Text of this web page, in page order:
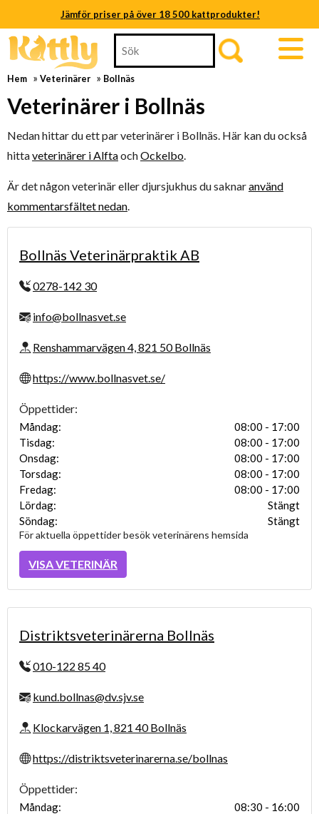
Jämför priser på över 18 500 kattprodukter!
Jämför priser på över 18 500 kattprodukter!
Jämför priser på över 18 500 kattprodukter!
Jämför priser på över 18 500 kattprodukter!
Jämför priser på över 18 500 kattprodukter!
Skip
for:
Hem » Veterinärer » Bollnäs
Veterinärer i Bollnäs
Nedan hittar du ett par veterinärer i Bollnäs. Här kan du också
hittaveterinärer i AlftaochOckelbo.
Är det någon veterinär eller djursjukhus du saknaranvänd
kommentarsfältet nedan.
Bollnäs Veterinärpraktik AB
0278-142 30
info@bollnasvet.se
Renshammarvägen 4, 821 50 Bollnäs
https://www.bollnasvet.se/
Öppettider:
Måndag:
08:00 - 17:00
Tisdag:
08:00 - 17:00
Onsdag:
08:00 - 17:00
Torsdag:
08:00 - 17:00
Fredag:
08:00 - 17:00
Lördag:
Stängt
Söndag:
Stängt
För aktuella öppettider besök veterinärens hemsida
VISA VETERINÄR
Distriktsveterinärerna Bollnäs
010-122 85 40
kund.bollnas@dv.sjv.se
Klockarvägen 1, 821 40 Bollnäs
https://distriktsveterinarerna.se/bollnas
Öppettider:
Måndag:
08:30 - 16:00